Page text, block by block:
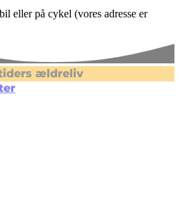
eller på cykel (vores adresse er
ældreliv